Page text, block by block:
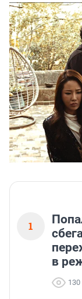
1
в
130